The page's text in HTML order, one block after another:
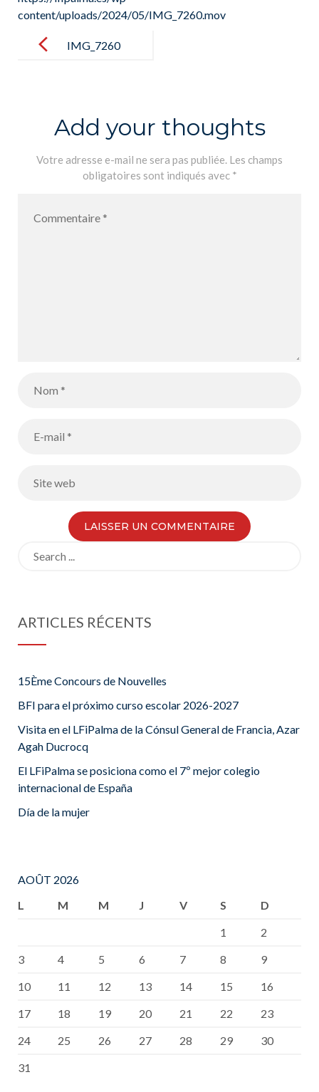
content/uploads/2024/05/IMG_7260.mov
navigationIMG_7260
Add your thoughts
Votre adresse e-mail ne sera pas publiée. Les champs
obligatoires sont indiqués avec *
ARTICLES RÉCENTS
15Ème Concours de Nouvelles
BFI para el próximo curso escolar 2026-2027
Visita en el LFiPalma de la Cónsul General de Francia, Azar
Agah Ducrocq
El LFiPalma se posiciona como el 7º mejor colegio
internacional de España
Día de la mujer
AOÛT 2026
L
M M J V S
D
1
2
3
4 5 6 7 8
9
10
11 12 13 14 15
16
17
18 19 20 21 22
23
24
25 26 27 28 29
30
31